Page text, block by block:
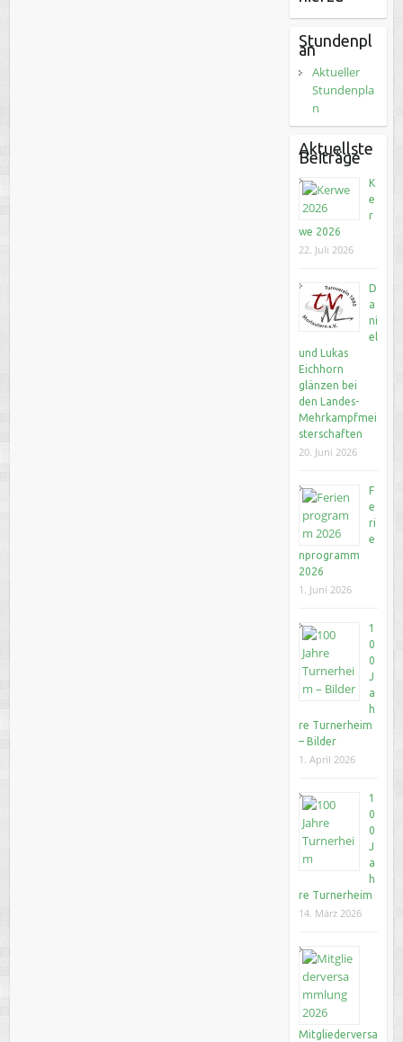
Stundenpl
an
Aktueller
Stundenpla
n
Aktuellste
Beiträge
K
e
r
we 2026
22. Juli 2026
D
a
ni
el
und Lukas
Eichhorn
glänzen bei
den Landes-
Mehrkampfmei
sterschaften
20. Juni 2026
F
e
ri
e
nprogramm
2026
1. Juni 2026
1
0
0
J
a
h
re Turnerheim
– Bilder
1. April 2026
1
0
0
J
a
h
re Turnerheim
14. März 2026
Mitgliederversa